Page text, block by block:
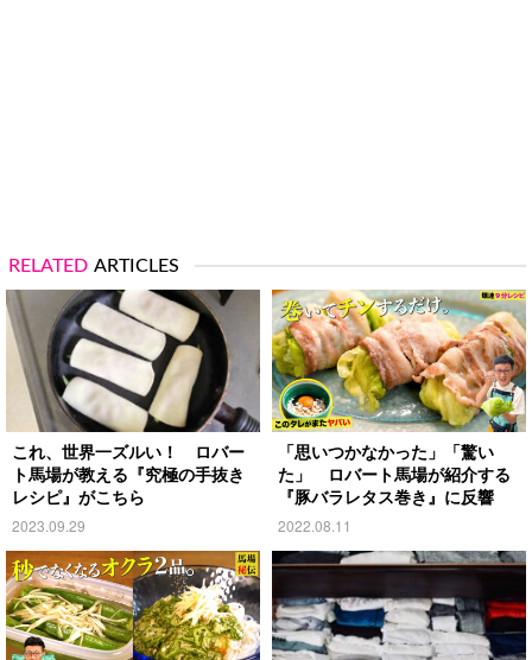
RELATED ARTICLES
これ、世界一ズルい！ ロバー
ト馬場が教える『究極の手抜き
レシピ』がこちら
2023.09.29
「思いつかなかった」「驚い
た」 ロバート馬場が紹介する
『豚バラレタス巻き』に反響
2022.08.11